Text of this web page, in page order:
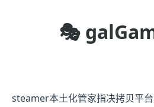
🎭
steamer本土化管家指决拷贝平